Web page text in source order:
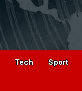
Tech Sport